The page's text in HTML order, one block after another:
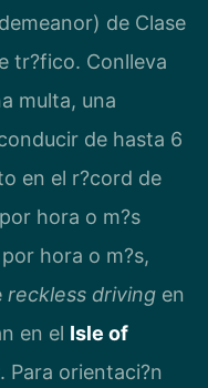
de Clase
tr?fico. Conlleva
multa, una
de hasta 6
en el r?cord de
hora o m?s
hora o m?s,
reckless driving en
en el Isle of
. Para orientaci?n